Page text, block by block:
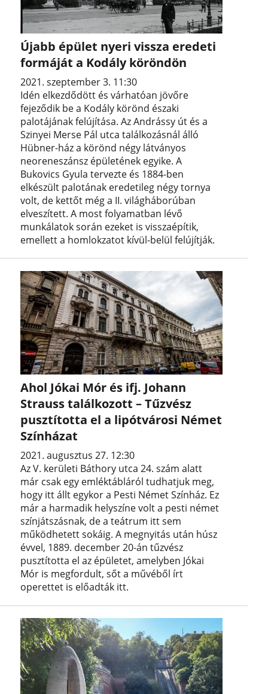
Újabb épület nyeri vissza eredeti
formáját a Kodály köröndön
2021. szeptember 3. 11:30
Idén elkezdődött és várhatóan jövőre
fejeződik be a Kodály körönd északi
palotájának felújítása. Az Andrássy út és a
Szinyei Merse Pál utca találkozásnál álló
Hübner-ház a körönd négy látványos
neoreneszánsz épületének egyike. A
Bukovics Gyula tervezte és 1884-ben
elkészült palotának eredetileg négy tornya
volt, de kettőt még a II. világháborúban
elveszített. A most folyamatban lévő
munkálatok során ezeket is visszaépítik,
emellett a homlokzatot kívül-belül felújítják.
Ahol Jókai Mór és ifj. Johann
Strauss találkozott – Tűzvész
pusztította el a lipótvárosi Német
Színházat
2021. augusztus 27. 12:30
Az V. kerületi Báthory utca 24. szám alatt
már csak egy emléktábláról tudhatjuk meg,
hogy itt állt egykor a Pesti Német Színház. Ez
már a harmadik helyszíne volt a pesti német
színjátszásnak, de a teátrum itt sem
működhetett sokáig. A megnyitás után húsz
évvel, 1889. december 20-án tűzvész
pusztította el az épületet, amelyben Jókai
Mór is megfordult, sőt a művéből írt
operettet is előadták itt.